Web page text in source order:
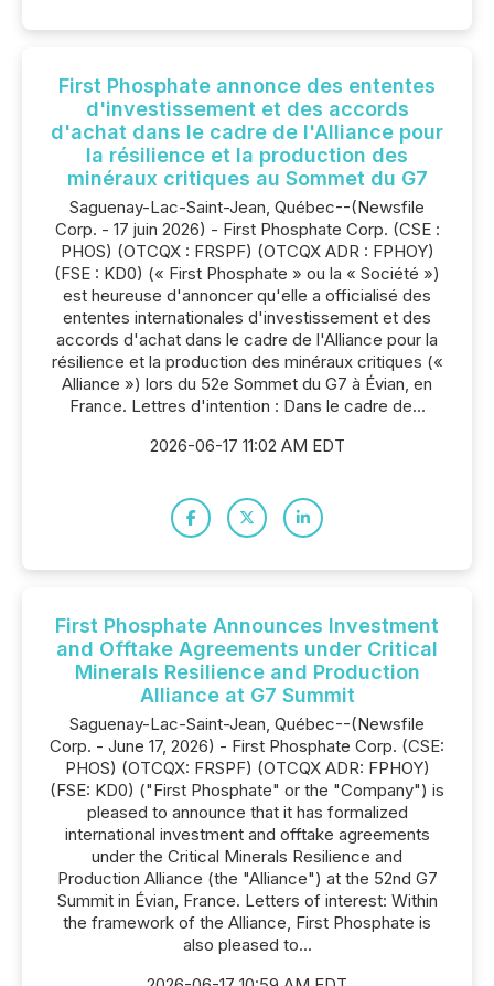
First Phosphate annonce des ententes
d'investissement et des accords
d'achat dans le cadre de l'Alliance pour
la résilience et la production des
minéraux critiques au Sommet du G7
Saguenay-Lac-Saint-Jean, Québec--(Newsfile
Corp. - 17 juin 2026) - First Phosphate Corp. (CSE :
PHOS) (OTCQX : FRSPF) (OTCQX ADR : FPHOY)
(FSE : KD0) (« First Phosphate » ou la « Société »)
est heureuse d'annoncer qu'elle a officialisé des
ententes internationales d'investissement et des
accords d'achat dans le cadre de l'Alliance pour la
résilience et la production des minéraux critiques («
Alliance ») lors du 52e Sommet du G7 à Évian, en
France. Lettres d'intention : Dans le cadre de...
2026-06-17 11:02 AM EDT
First Phosphate Announces Investment
and Offtake Agreements under Critical
Minerals Resilience and Production
Alliance at G7 Summit
Saguenay-Lac-Saint-Jean, Québec--(Newsfile
Corp. - June 17, 2026) - First Phosphate Corp. (CSE:
PHOS) (OTCQX: FRSPF) (OTCQX ADR: FPHOY)
(FSE: KD0) ("First Phosphate" or the "Company") is
pleased to announce that it has formalized
international investment and offtake agreements
under the Critical Minerals Resilience and
Production Alliance (the "Alliance") at the 52nd G7
Summit in Évian, France. Letters of interest: Within
the framework of the Alliance, First Phosphate is
also pleased to...